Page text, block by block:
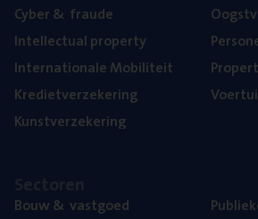
Cyber& fraude
Intel­lec­tu­al property
Inter­na­ti­o­na­le Mobiliteit
Kre­diet­ver­ze­ke­ring
Kunst­ver­ze­ke­ring
Bouw& vastgoed